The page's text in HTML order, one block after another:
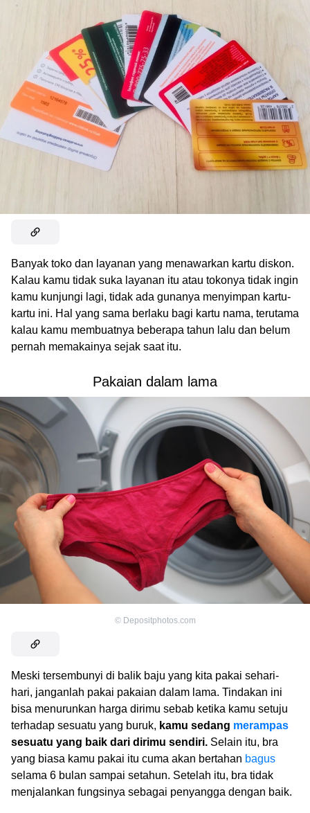
Banyak toko dan layanan yang menawarkan kartu diskon.
Kalau kamu tidak suka layanan itu atau tokonya tidak ingin
kamu kunjungi lagi, tidak ada gunanya menyimpan kartu-
kartu ini. Hal yang sama berlaku bagi kartu nama, terutama
kalau kamu membuatnya beberapa tahun lalu dan belum
pernah memakainya sejak saat itu.
Pakaian dalam lama
© Depositphotos.com
Meski tersembunyi di balik baju yang kita pakai sehari-
hari, janganlah pakai pakaian dalam lama. Tindakan ini
bisa menurunkan harga dirimu sebab ketika kamu setuju
terhadap sesuatu yang buruk, kamu sedang merampas
sesuatu yang baik dari dirimu sendiri. Selain itu, bra
yang biasa kamu pakai itu cuma akan bertahan bagus
selama 6 bulan sampai setahun. Setelah itu, bra tidak
menjalankan fungsinya sebagai penyangga dengan baik.